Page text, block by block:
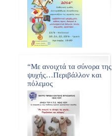
“Με ανοιχτά τα σύνορα της
ψυχής…Περιβάλλον και
πόλεμος